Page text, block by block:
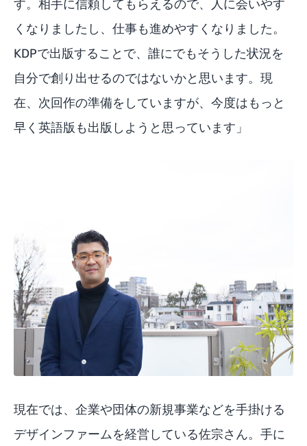
す。相手に信頼してもらえるので、人に会いやす
くなりましたし、仕事も進めやすくなりました。
KDPで出版することで、誰にでもそうした状況を
自分で創り出せるのではないかと思います。現
在、次回作の準備をしていますが、今度はもっと
早く英語版も出版しようと思っています」
現在では、企業や団体の新規事業などを手掛ける
デザインファームを経営している佐宗さん。手に